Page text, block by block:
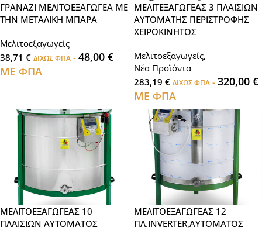
ΓΡΑΝΑΖΙ ΜΕΛΙΤΟΕΞΑΓΩΓΕΑ ΜΕ
ΤΗΝ ΜΕΤΑΛΙΚΗ ΜΠΑΡΑ
Μελιτοεξαγωγείς
38,71 € ΔΙΧΩΣ ΦΠΑ - 48,00 €
ΜΕ ΦΠΑ
ΜΕΛΙΤΕΞΑΓΩΓΕΑΣ 3 ΠΛΑΙΣΙΩΝ
ΑΥΤΟΜΑΤΗΣ ΠΕΡΙΣΤΡΟΦΗΣ
ΧΕΙΡΟΚΙΝΗΤΟΣ
Μελιτοεξαγωγείς,
Νέα Προϊόντα
283,19 € ΔΙΧΩΣ ΦΠΑ - 320,00 €
ΜΕ ΦΠΑ
ΜΕΛΙΤΟΕΞΑΓΩΓΕΑΣ 10
ΠΛΑΙΣΙΩΝ ΑΥΤΟΜΑΤΟΣ
ΜΕΛΙΤΟΕΞΑΓΩΓΕΑΣ 12
ΠΛ.INVERTER,ΑΥΤΟΜΑΤΟΣ